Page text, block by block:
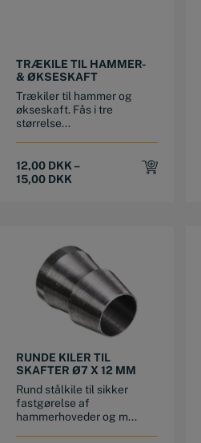
TRÆKILE TIL HAMMER-
& ØKSESKAFT
Trækiler til hammer og
økseskaft. Fås i tre
størrelse...
12,00 DKK –
15,00 DKK
RUNDE KILER TIL
SKAFTER Ø7 X 12 MM
Rund stålkile til sikker
fastgørelse af
hammerhoveder og m...